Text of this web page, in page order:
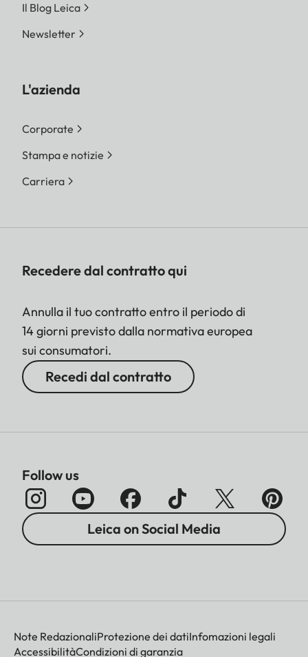
Il Blog Leica
Newsletter
L'azienda
Corporate
Stampa e notizie
Carriera
Recedere dal contratto qui
Annulla il tuo contratto entro il periodo di
14 giorni previsto dalla normativa europea
sui consumatori.
Recedi dal contratto
Follow us
Leica on Social Media
Note RedazionaliProtezione dei datiInfomazioni legali
AccessibilitàCondizioni di garanzia